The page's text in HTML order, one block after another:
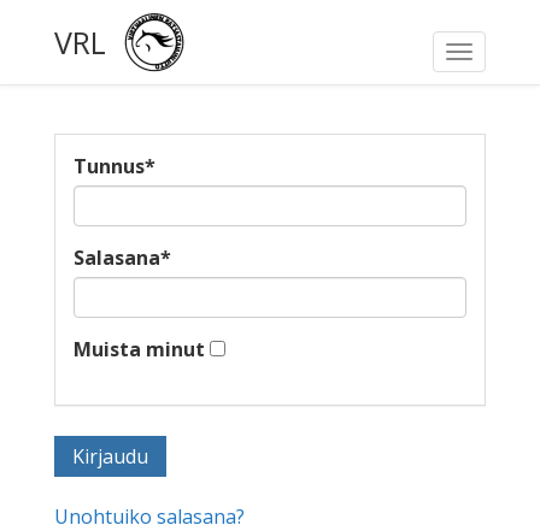
Toggle
VRL
Tunnus*
Salasana*
Muista minut
Unohtuiko salasana?